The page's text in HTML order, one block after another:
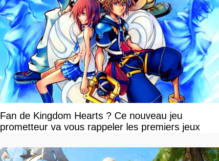
Fan de Kingdom Hearts ? Ce nouveau jeu
prometteur va vous rappeler les premiers jeux